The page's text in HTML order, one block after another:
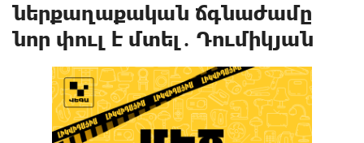
ներքաղաքական ճգնաժամը
նոր փուլ է մտել․ Դումիկյան